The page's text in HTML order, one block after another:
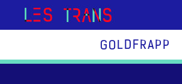
Aller au contenu
GOLDFRAPP